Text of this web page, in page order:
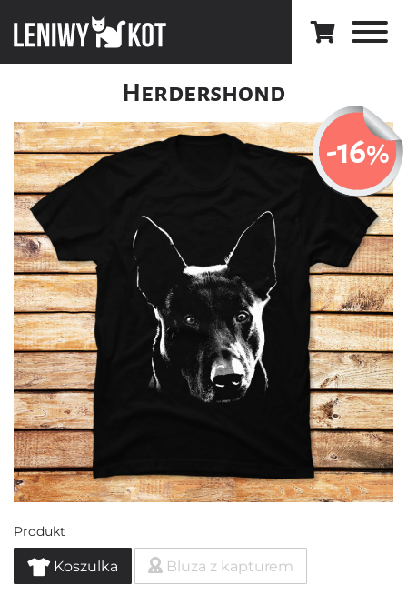
Herdershond
-16%
Produkt
Koszulka Bluza z kapturem